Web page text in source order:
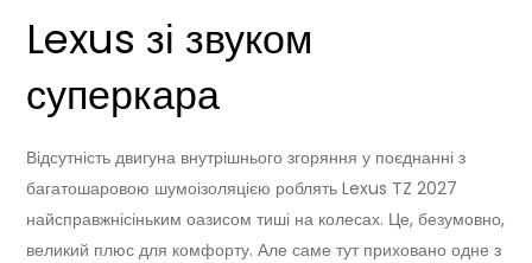
Lexus зі звуком
суперкара
Відсутність двигуна внутрішнього згоряння у поєднанні з
багатошаровою шумоізоляцією роблять Lexus TZ 2027
найсправжнісіньким оазисом тиші на колесах. Це, безумовно,
великий плюс для комфорту. Але саме тут приховано одне з